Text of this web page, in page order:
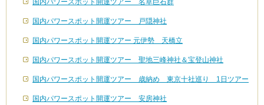
国内パワースポット開運ツアー 戸隠神社
国内パワースポット開運ツアー 元伊勢 天橋立
国内パワースポット開運ツアー 聖地三峰神社＆宝登山神社
国内パワースポット開運ツアー 歳納め 東京十社巡り 1日ツアー
国内パワースポット開運ツアー 安房神社